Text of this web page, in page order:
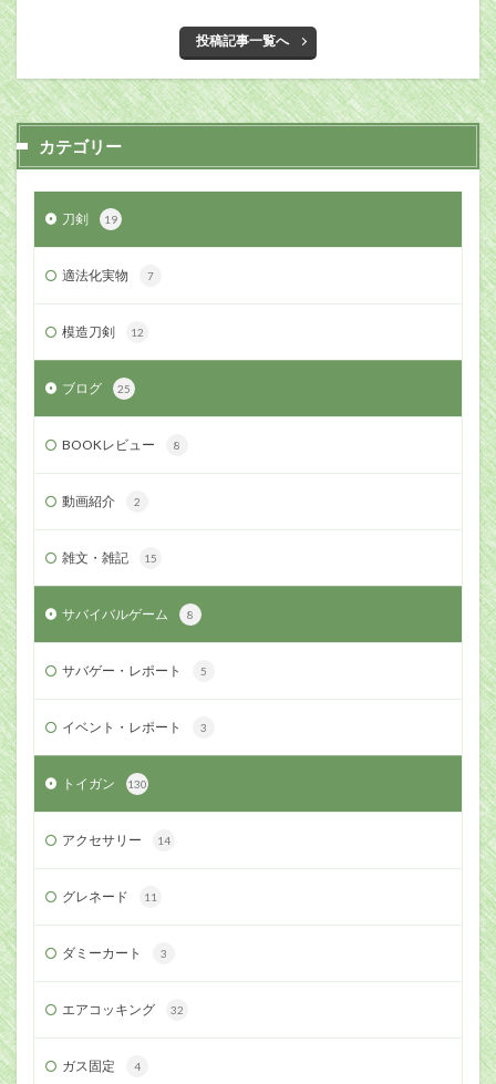
投稿記事一覧へ
カテゴリー
刀剣 19
適法化実物 7
模造刀剣 12
ブログ 25
BOOKレビュー 8
動画紹介 2
雑文・雑記 15
サバイバルゲーム 8
サバゲー・レポート 5
イベント・レポート 3
トイガン 130
アクセサリー 14
グレネード 11
ダミーカート 3
エアコッキング 32
ガス固定 4